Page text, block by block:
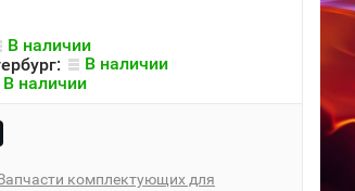
В наличии
В наличии
В наличии
комплектующих для